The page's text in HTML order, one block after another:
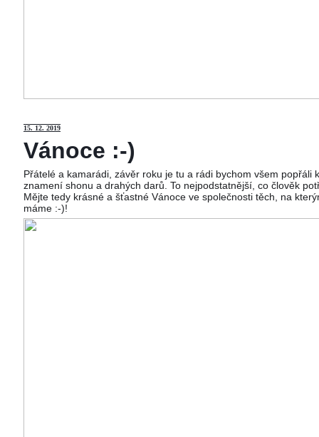
15. 12. 2019
Vánoce :-)
Přátelé a kamarádi, závěr roku je tu a rádi bychom všem
znamení shonu a drahých darů. To nejpodstatnější, co člověk
Mějte tedy krásné a šťastné Vánoce ve společnosti těch, na
máme :-)!